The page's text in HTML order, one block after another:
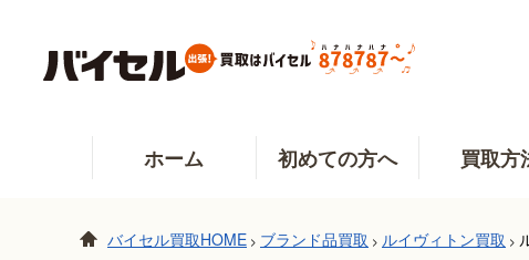
ホーム 初めての方へ 買取方
バイセル買取HOME > ブランド品買取 > ルイヴィトン買取 >